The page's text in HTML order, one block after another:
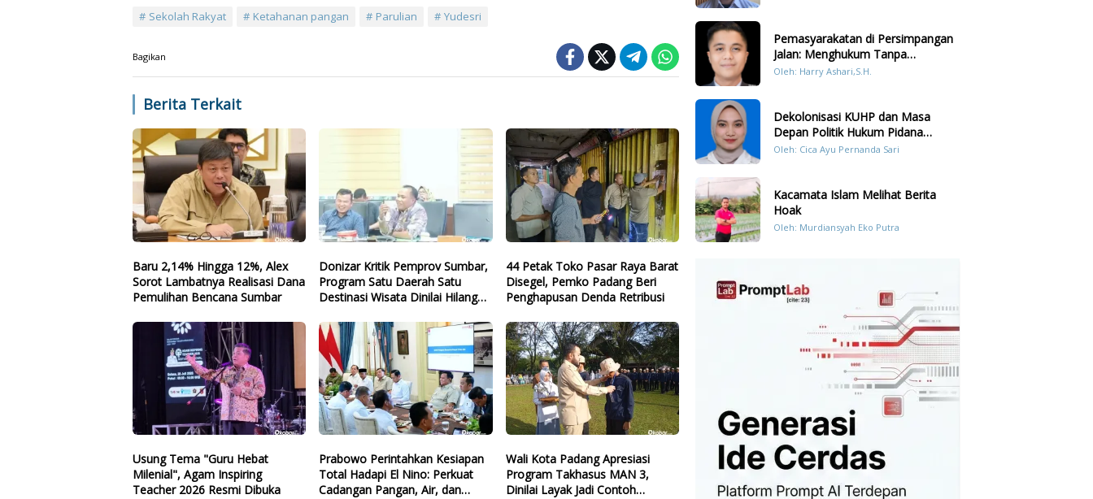
Sekolah Rakyat
Ketahanan pangan Parulian Yudesri
Bagikan
Berita Terkait
Baru 2,14% Hingga 12%, Alex
Sorot Lambatnya Realisasi Dana
Pemulihan Bencana Sumbar
Donizar Kritik Pemprov Sumbar,
Program Satu Daerah Satu
Destinasi Wisata Dinilai Hilang
44 Petak Toko Pasar Raya Barat
Disegel, Pemko Padang Beri
Penghapusan Denda Retribusi
Usung Tema "Guru Hebat
Milenial", Agam Inspiring
Teacher 2026 Resmi Dibuka
Prabowo Perintahkan Kesiapan
Total Hadapi El Nino: Perkuat
Cadangan Pangan, Air, dan
Wali Kota Padang Apresiasi
Program Takhasus MAN 3,
Dinilai Layak Jadi Contoh
Pemasyarakatan di Persimpangan
Jalan: Menghukum Tanpa
Memulihkan?
Oleh: Harry Ashari,S.H.
Dekolonisasi KUHP dan Masa
Depan Politik Hukum Pidana
Indonesia
Oleh: Cica Ayu Pernanda Sari
Kacamata Islam Melihat Berita
Hoak
Oleh: Murdiansyah Eko Putra